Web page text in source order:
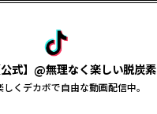
式】@無理なく楽しい脱炭素
しくデカボで自由な動画配信中。